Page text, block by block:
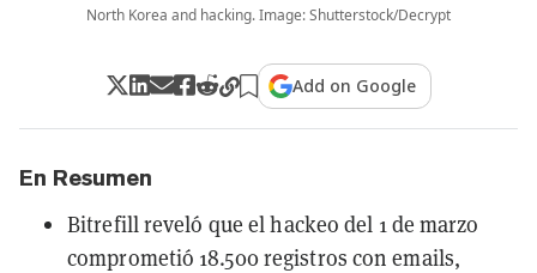
North Korea and hacking. Image: Shutterstock/Decrypt
Add on Google
En Resumen
Bitrefill reveló que el hackeo del 1 de marzo
comprometió 18.500 registros con emails,